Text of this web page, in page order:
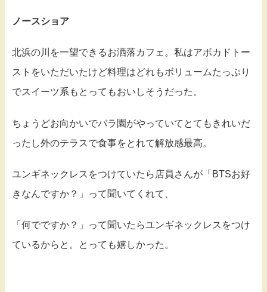
ノースショア
北浜の川を一望できるお洒落カフェ。私はアボカドトー
ストをいただいたけど料理はどれもボリュームたっぷり
でスイーツ系もとってもおいしそうだった。
ちょうどお向かいでバラ園がやっていてとてもきれいだ
ったし外のテラスで食事をとれて解放感最高。
ユンギネックレスをつけていたら店員さんが「BTSお好
きなんですか？」って聞いてくれて、
「何でですか？」って聞いたらユンギネックレスをつけ
ているからと。とっても嬉しかった。